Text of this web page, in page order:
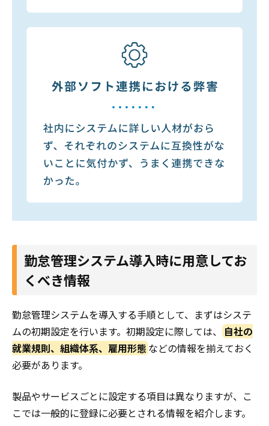
勤怠管理システム導入時に用意してお
くべき情報
勤怠管理システムを導入する手順として、まずはシステ
ムの初期設定を行います。初期設定に際しては、
自社の
就業規則、組織体系、雇用形態 などの情報を揃えておく
必要があります。
製品やサービスごとに設定する項目は異なりますが、こ
こでは一般的に登録に必要とされる情報を紹介します。